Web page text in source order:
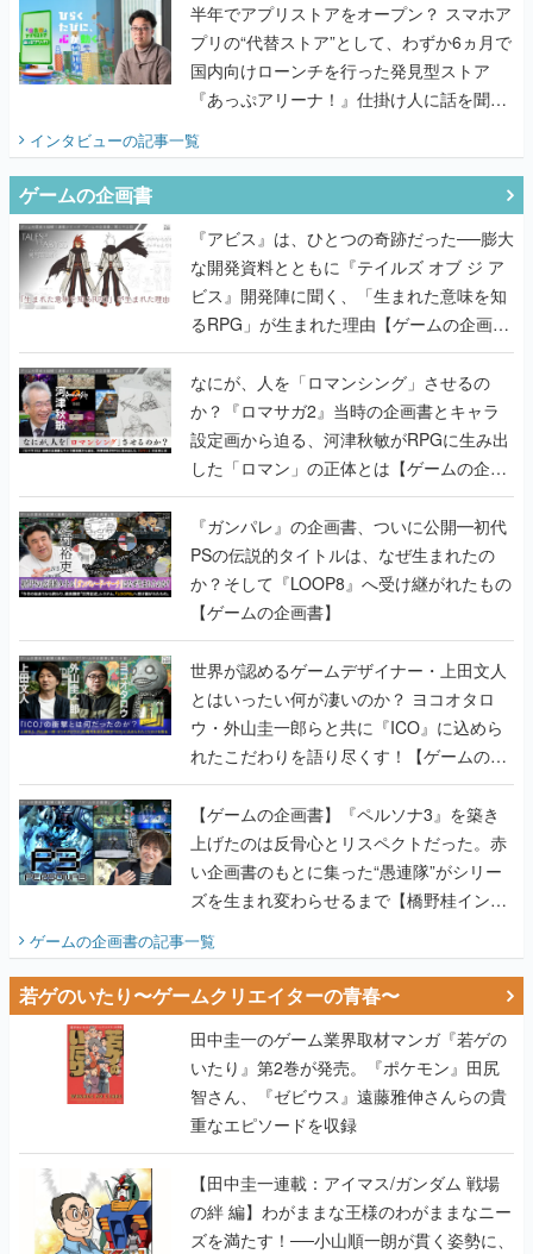
半年でアプリストアをオープン？ スマホア
プリの“代替ストア”として、わずか6ヵ月で
国内向けローンチを行った発見型ストア
『あっぷアリーナ！』仕掛け人に話を聞い
てみた
インタビューの記事一覧
ゲームの企画書
『アビス』は、ひとつの奇跡だった──膨大
な開発資料とともに『テイルズ オブ ジ ア
ビス』開発陣に聞く、「生まれた意味を知
るRPG」が生まれた理由【ゲームの企画
書】
なにが、人を「ロマンシング」させるの
か？『ロマサガ2』当時の企画書とキャラ
設定画から迫る、河津秋敏がRPGに生み出
した「ロマン」の正体とは【ゲームの企画
書】
『ガンパレ』の企画書、ついに公開━初代
PSの伝説的タイトルは、なぜ生まれたの
か？そして『LOOP8』へ受け継がれたもの
【ゲームの企画書】
世界が認めるゲームデザイナー・上田文人
とはいったい何が凄いのか？ ヨコオタロ
ウ・外山圭一郎らと共に『ICO』に込めら
れたこだわりを語り尽くす！【ゲームの企
画書】
【ゲームの企画書】『ペルソナ3』を築き
上げたのは反骨心とリスペクトだった。赤
い企画書のもとに集った“愚連隊”がシリー
ズを生まれ変わらせるまで【橋野桂インタ
ビュー】
ゲームの企画書の記事一覧
若ゲのいたり〜ゲームクリエイターの青春〜
田中圭一のゲーム業界取材マンガ『若ゲの
いたり』第2巻が発売。『ポケモン』田尻
智さん、『ゼビウス』遠藤雅伸さんらの貴
重なエピソードを収録
【田中圭一連載：アイマス/ガンダム 戦場
の絆 編】わがままな王様のわがままなニー
ズを満たす！──小山順一朗が貫く姿勢に、